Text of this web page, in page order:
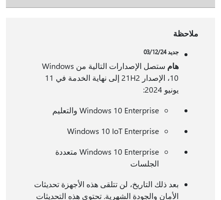
ملاحظة
جديد 03/12/24
هام
ستصل الإصدارات التالية من Windows
10، الإصدار 21H2 إلى نهاية الخدمة في 11
يونيو 2024:
Windows 10 Enterprise والتعليم
Windows 10 IoT Enterprise
Windows 10 Enterprise متعددة
الجلسات
بعد ذلك التاريخ، لن تتلقى هذه الأجهزة تحديثات
الأمان والجودة الشهرية. تحتوي هذه التحديثات